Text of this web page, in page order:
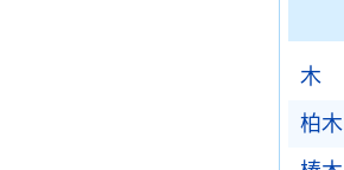
木
柏木